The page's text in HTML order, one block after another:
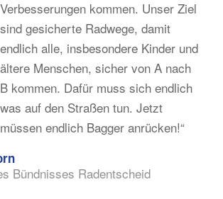
Verbesserungen kommen. Unser Ziel
sind gesicherte Radwege, damit
endlich alle, insbesondere Kinder und
ältere Menschen, sicher von A nach
B kommen. Dafür muss sich endlich
was auf den Straßen tun. Jetzt
müssen endlich Bagger anrücken!“
Bündnisses Radentscheid